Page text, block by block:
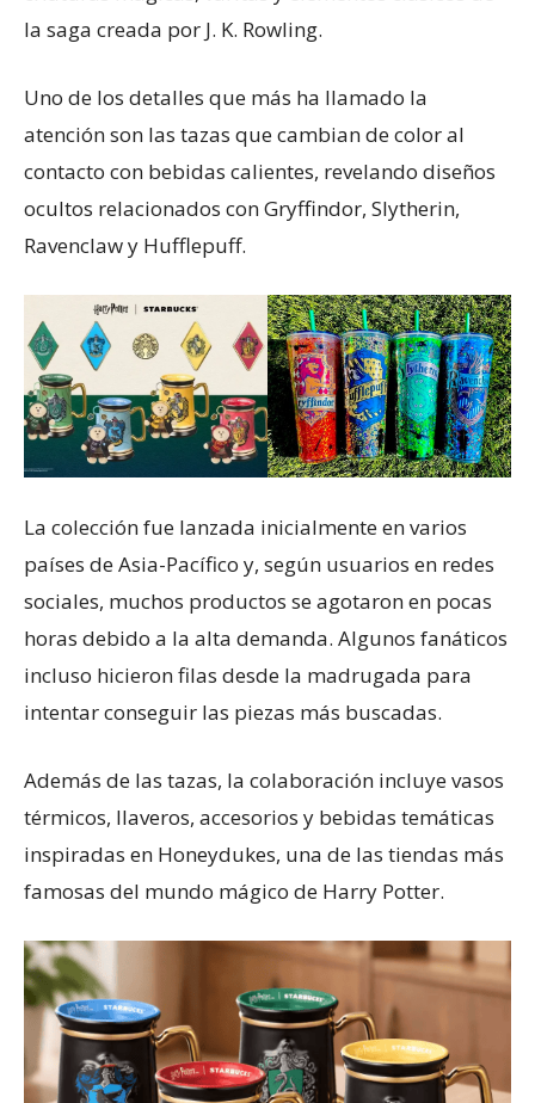
la saga creada por J. K. Rowling.
Uno de los detalles que más ha llamado la
atención son las tazas que cambian de color al
contacto con bebidas calientes, revelando diseños
ocultos relacionados con Gryffindor, Slytherin,
Ravenclaw y Hufflepuff.
La colección fue lanzada inicialmente en varios
países de Asia-Pacífico y, según usuarios en redes
sociales, muchos productos se agotaron en pocas
horas debido a la alta demanda. Algunos fanáticos
incluso hicieron filas desde la madrugada para
intentar conseguir las piezas más buscadas.
Además de las tazas, la colaboración incluye vasos
térmicos, llaveros, accesorios y bebidas temáticas
inspiradas en Honeydukes, una de las tiendas más
famosas del mundo mágico de Harry Potter.